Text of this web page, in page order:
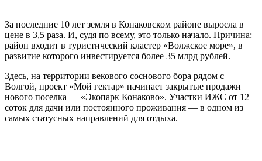
За последние 10 лет земля в Конаковском районе выросла в
цене в 3,5 раза. И, судя по всему, это только начало. Причина:
район входит в туристический кластер «Волжское море», в
развитие которого инвестируется более 35 млрд рублей.
Здесь, на территории векового соснового бора рядом с
Волгой, проект «Мой гектар» начинает закрытые продажи
нового поселка — «Экопарк Конаково». Участки ИЖС от 12
соток для дачи или постоянного проживания — в одном из
самых статусных направлений для отдыха.